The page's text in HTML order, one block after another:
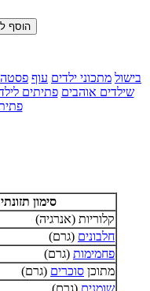
בישול מתכוני ילדים עוף פסטה
שילדים אוהבים פתיתים
סימון תזונתי
קלוריות (אנרגיה)
חלבונים (גרם)
פחמימות (גרם)
מתוכן סוכרים (גרם)
שומנים (גרם)